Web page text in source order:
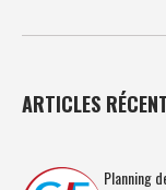
ARTICLES
Planning